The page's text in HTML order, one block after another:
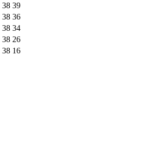
38 39
38 36
38 34
38 26
38 16